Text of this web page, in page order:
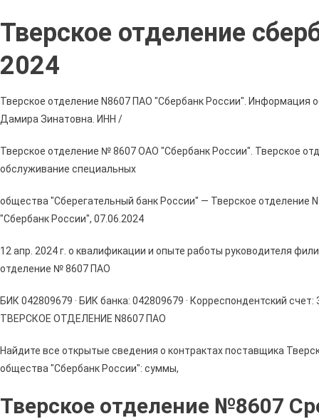
Тверское отделение
2024
Тверское отделение N8607 ПАО "Сбербанк России". Информация
Дамира Зинатовна. ИНН /
Тверское отделение № 8607 ОАО "Сбербанк России". Тверское
обслуживание специальных
общества "Сберегательный банк России" — Тверское отделение
"Сбербанк России", 07.06.2024
12 апр. 2024 г. о квалификации и опыте работы руководителя
отделение № 8607 ПАО
БИК 042809679 · БИК банка: 042809679 · Корреспондентский
ТВЕРСКОЕ ОТДЕЛЕНИЕ N8607 ПАО
Найдите все открытые сведения о контрактах поставщика
общества "Сбербанк России": суммы,
Тверское отделение №8607